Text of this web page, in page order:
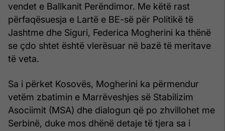
vendet e Ballkanit Perëndimor. Me këtë rast
përfaqësuesja e Lartë e BE-së për Politikë të
Jashtme dhe Siguri, Federica Mogherini ka thënë
se çdo shtet është vlerësuar në bazë të meritave
të veta.
Sa i përket Kosovës, Mogherini ka përmendur
vetëm zbatimin e Marrëveshjes së Stabilizim
Asociimit (MSA) dhe dialogun që po zhvillohet me
Serbinë, duke mos dhënë detaje të tjera sa i